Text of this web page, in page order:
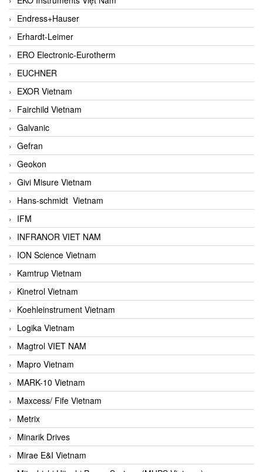
Endress+Hauser
Erhardt-Leimer
ERO Electronic-Eurotherm
EUCHNER
EXOR Vietnam
Fairchild Vietnam
Galvanic
Gefran
Geokon
Givi Misure Vietnam
Hans-schmidt Vietnam
IFM
INFRANOR VIET NAM
ION Science Vietnam
Kamtrup Vietnam
Kinetrol Vietnam
Koehleinstrument Vietnam
Logika Vietnam
Magtrol VIET NAM
Mapro Vietnam
MARK-10 Vietnam
Maxcess/ Fife Vietnam
Metrix
Minarik Drives
Mirae E&I Vietnam